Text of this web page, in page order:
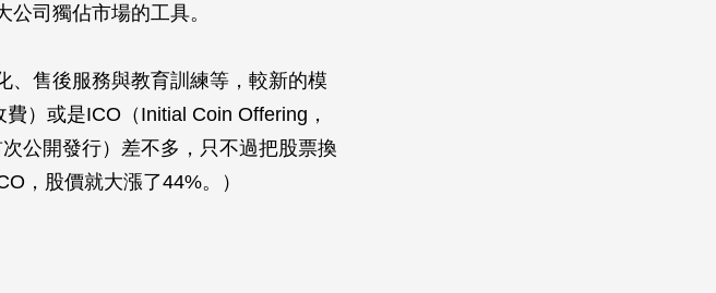
司獨佔市場的工具。
、售後服務與教育訓練等，較新的模
）或是ICO（Initial Coin Offering，
公開發行）差不多，只不過把股票換
，股價就大漲了44%。）